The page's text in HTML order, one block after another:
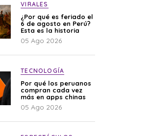
VIRALES
¿Por qué es feriado el
6 de agosto en Perú?
Esta es la historia
05 Ago 2026
TECNOLOGÍA
Por qué los peruanos
compran cada vez
más en apps chinas
05 Ago 2026